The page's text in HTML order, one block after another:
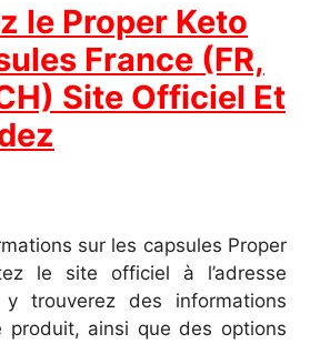
le Proper Keto
France (FR,
Site Officiel Et
sur les capsules Proper
le site officiel à l’adresse
y trouverez des informations
produit, ainsi que des options